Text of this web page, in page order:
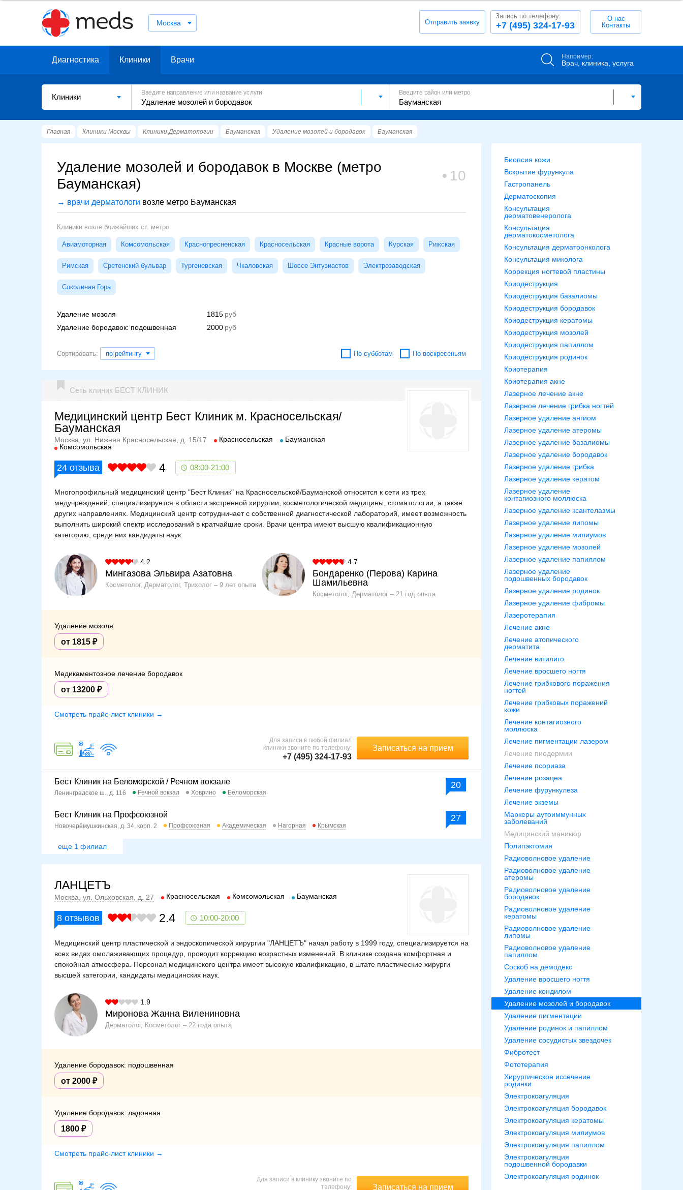
Москва Отправить заявку +7 (495) 324-17-93
Запись по телефону:
О нас
Контакты
Диагностика Клиники Врачи Например:
Врач, клиника, услуга
Клиники
Введите направление или название услуги Введите район или метро
Главная Клиники Москвы Клиники Дерматологии Бауманская Удаление мозолей и бородавок Бауманская
Удаление мозолей и бородавок в Москве (метро
Бауманская)
10
→ врачи дерматологи возле метро Бауманская
Клиники возле ближайших ст. метро:
Авиамоторная Комсомольская Краснопресненская Красносельская Красные ворота Курская Рижская
Римская Сретенский бульвар Тургеневская Чкаловская Шоссе Энтузиастов Электрозаводская
Соколиная Гора
Удаление мозоля
1815
Удаление бородавок: подошвенная
2000
Сортировать: по рейтингу По субботам По воскресеньям
Сеть клиник БЕСТ КЛИНИК
Медицинский центр Бест Клиник м. Красносельская/
Бауманская
Москва, ул. Нижняя Красносельская, д. 15/17 Красносельская
Бауманская
Комсомольская
24 отзыва 4 08:00-21:00
Многопрофильный медицинский центр "Бест Клиник" на Красносельской/Бауманской относится к сети из трех
медучреждений, специализируется в области экстренной хирургии, косметологической медицины, стоматологии, а также
других направлениях. Медицинский центр сотрудничает с собственной диагностической лабораторий, имеет возможность
выполнить широкий спектр исследований в кратчайшие сроки. Врачи центра имеют высшую квалификационную
категорию, среди них кандидаты наук.
4.2
Мингазова Эльвира Азатовна
Косметолог, Дерматолог, Трихолог 9 лет опыта
4.7
Бондаренко (Перова) Карина
Шамильевна
Косметолог, Дерматолог 21 год опыта
Удаление мозоля
от 1815
Медикаментозное лечение бородавок
от 13200
Смотреть прайс-лист клиники →
Записаться на прием
Для записи в любой филиал
клиники звоните по телефону:
+7 (495) 324-17-93
Бест Клиник на Беломорской / Речном вокзале 20
Ленинградское ш., д. 116 Речной вокзал Ховрино Беломорская
Бест Клиник на Профсоюзной 27
Новочерёмушкинская, д. 34, корп. 2 Профсоюзная Академическая Нагорная Крымская
еще 1 филиал
ЛАНЦЕТЪ
Москва, ул. Ольховская, д. 27 Красносельская Комсомольская Бауманская
8 отзывов 2.4 10:00-20:00
Медицинский центр пластической и эндоскопической хирургии "ЛАНЦЕТЪ" начал работу в 1999 году, специализируется на
всех видах омолаживающих процедур, проводит коррекцию возрастных изменений. В клинике создана комфортная и
спокойная атмосфера. Персонал медицинского центра имеет высокую квалификацию, в штате пластические хирурги
высшей категории, кандидаты медицинских наук.
1.9
Миронова Жанна Вилениновна
Дерматолог, Косметолог 22 года опыта
Удаление бородавок: подошвенная
от 2000
Удаление бородавок: ладонная
1800
Смотреть прайс-лист клиники →
Записаться на прием
Для записи в клинику звоните по
телефону:
Биопсия кожи
Вскрытие фурункула
Гастропанель
Дерматоскопия
Консультация
дерматовенеролога
Консультация
дерматокосметолога
Консультация дерматоонколога
Консультация миколога
Коррекция ногтевой пластины
Криодеструкция
Криодеструкция базалиомы
Криодеструкция бородавок
Криодеструкция кератомы
Криодеструкция мозолей
Криодеструкция папиллом
Криодеструкция родинок
Криотерапия
Криотерапия акне
Лазерное лечение акне
Лазерное лечение грибка ногтей
Лазерное удаление ангиом
Лазерное удаление атеромы
Лазерное удаление базалиомы
Лазерное удаление бородавок
Лазерное удаление грибка
Лазерное удаление кератом
Лазерное удаление
контагиозного моллюска
Лазерное удаление ксантелазмы
Лазерное удаление липомы
Лазерное удаление милиумов
Лазерное удаление мозолей
Лазерное удаление папиллом
Лазерное удаление
подошвенных бородавок
Лазерное удаление родинок
Лазерное удаление фибромы
Лазеротерапия
Лечение акне
Лечение атопического
дерматита
Лечение витилиго
Лечение вросшего ногтя
Лечение грибкового поражения
ногтей
Лечение грибковых поражений
кожи
Лечение контагиозного
моллюска
Лечение пигментации лазером
Лечение пиодермии
Лечение псориаза
Лечение розацеа
Лечение фурункулеза
Лечение экземы
Маркеры аутоиммунных
заболеваний
Медицинский маникюр
Полипэктомия
Радиоволновое удаление
Радиоволновое удаление
атеромы
Радиоволновое удаление
бородавок
Радиоволновое удаление
кератомы
Радиоволновое удаление
липомы
Радиоволновое удаление
папиллом
Соскоб на демодекс
Удаление вросшего ногтя
Удаление кондилом
Удаление мозолей и бородавок
Удаление пигментации
Удаление родинок и папиллом
Удаление сосудистых звездочек
Фибротест
Фототерапия
Хирургическое иссечение
родинки
Электрокоагуляция
Электрокоагуляция бородавок
Электрокоагуляция кератомы
Электрокоагуляция милиумов
Электрокоагуляция папиллом
Электрокоагуляция
подошвенной бородавки
Электрокоагуляция родинок